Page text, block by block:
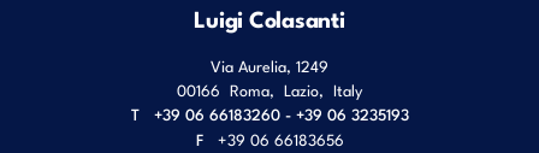
Luigi Colasanti
Via Aurelia, 1249
00166 Roma, Lazio, Italy
T
+39 06 66183260 - +39 06 3235193
F
+39 06 66183656